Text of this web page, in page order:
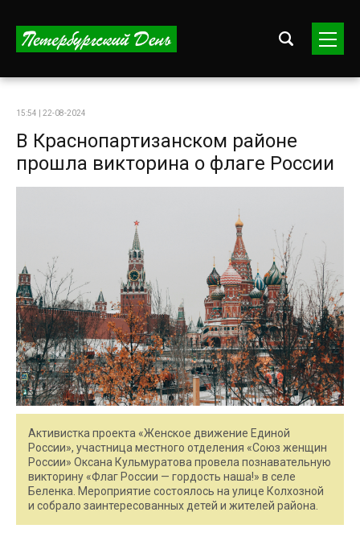
15:54 | 22-08-2024
В Краснопартизанском районе
прошла викторина о флаге России
Активистка проекта «Женское движение Единой
России», участница местного отделения «Союз женщин
России» Оксана Кульмуратова провела познавательную
викторину «Флаг России — гордость наша!» в селе
Беленка. Мероприятие состоялось на улице Колхозной
и собрало заинтересованных детей и жителей района.